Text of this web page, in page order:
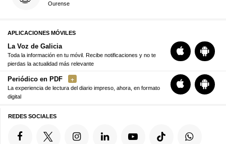
Ourense
APLICACIONES MÓVILES
La Voz de Galicia
Toda la información en tu móvil. Recibe notificaciones y no te
pierdas la actualidad más relevante
Periódico en PDF
La experiencia de lectura del diario impreso, ahora, en formato
digital
REDES SOCIALES